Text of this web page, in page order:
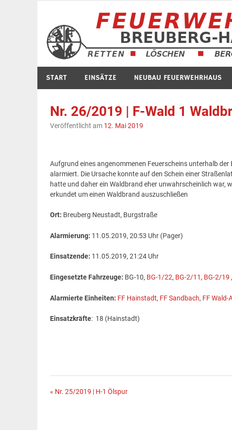
springen
START EINSÄTZE NEUBAU FEUERWEHRHAUS
Nr. 26/2019 | F-Wald 1
Veröffentlicht am 12. Mai 2019
Aufgrund eines angenommenen Feuerscheins unterhalb
alarmiert. Die Ursache konnte auf den Schein einer
hatte und daher ein Waldbrand eher unwahrscheinlich war,
erkundet um einen Waldbrand auszuschließen
Ort: Breuberg Neustadt, Burgstraße
Alarmierung: 11.05.2019, 20:53 Uhr (Pager)
Einsatzende: 11.05.2019, 21:24 Uhr
Eingesetzte Fahrzeuge: BG-10, BG-1/22, BG-2/11, BG-2/19 ,
Alarmierte Einheiten: FF Hainstadt, FF Sandbach, FF Wald-
Einsatzkräfte: 18 (Hainstadt)
Beitragsnavigation
« Nr. 25/2019 | H-1 Ölspur